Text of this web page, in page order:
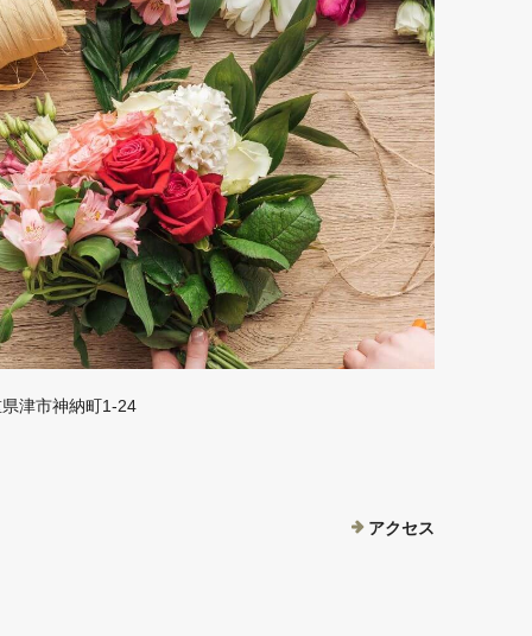
津市神納町1-24
アクセス